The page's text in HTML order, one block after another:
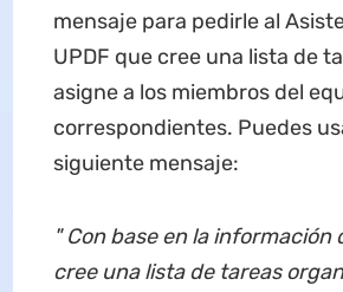
mensaje para pedirle al
UPDF que cree una lista de
asigne a los miembros del
correspondientes. Puedes
siguiente mensaje:
"Con base en la información
cree una lista de tareas